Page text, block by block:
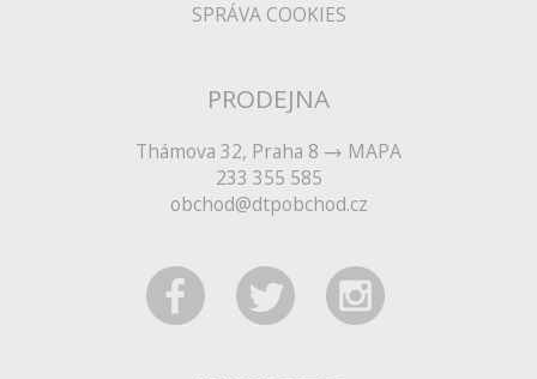
SPRÁVA COOKIES
PRODEJNA
Thámova 32, Praha 8
MAPA
233 355 585
obchod@dtpobchod.cz